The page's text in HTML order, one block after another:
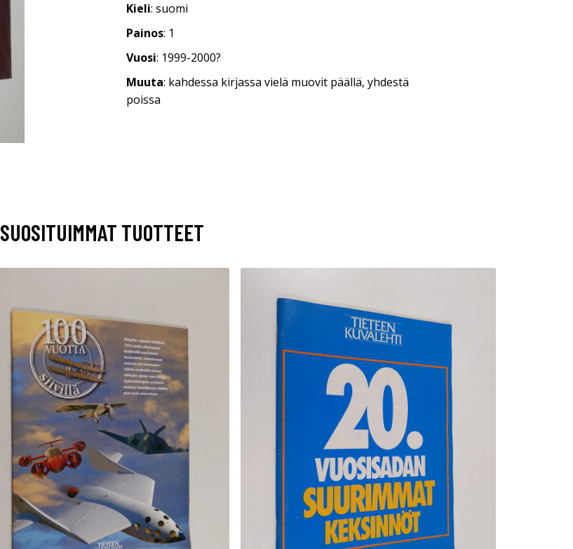
Kieli: suomi
Painos: 1
Vuosi: 1999-2000?
Muuta: kahdessa kirjassa vielä muovit päällä, yhdestä
poissa
SUOSITUIMMAT TUOTTEET